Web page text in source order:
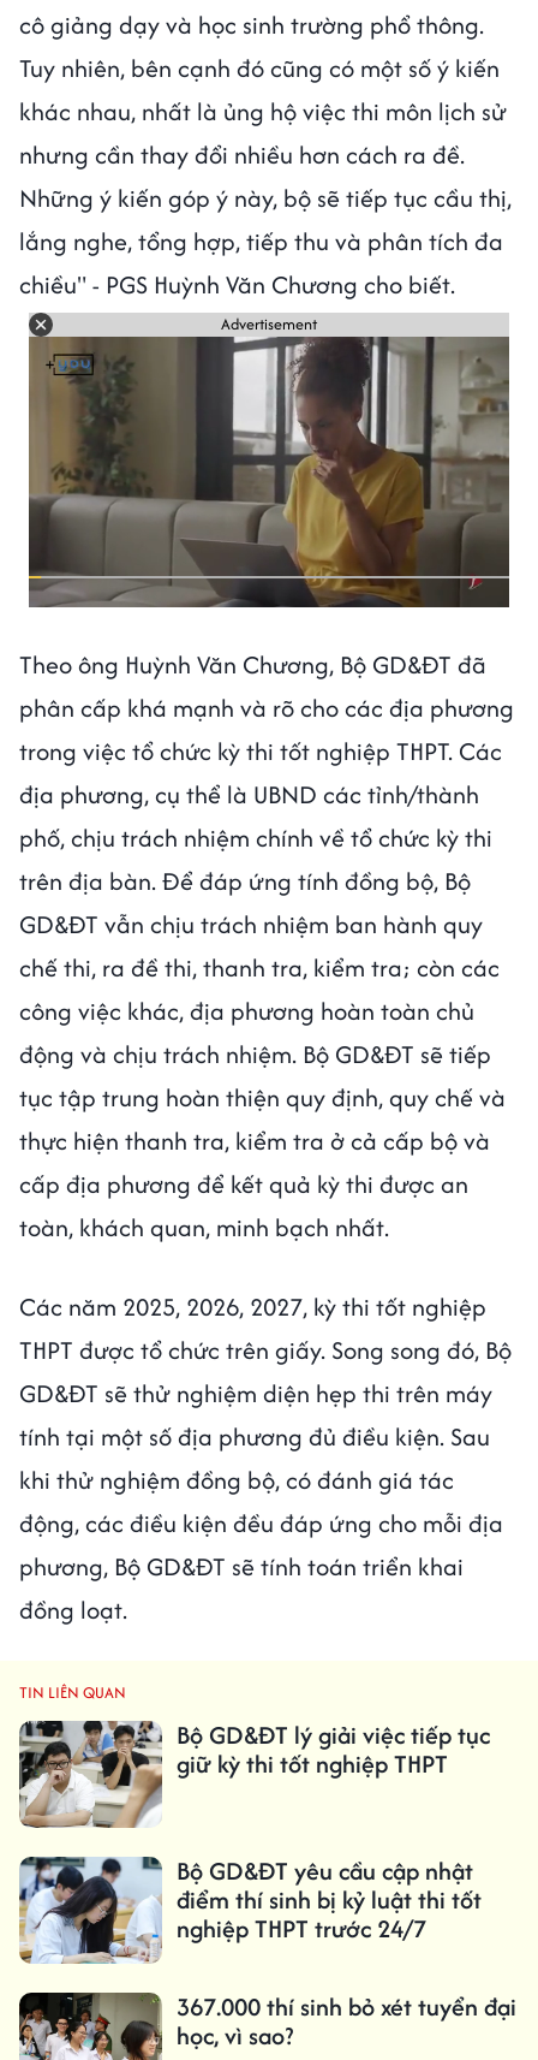
cô giảng dạy và học sinh trường phổ thông.
Tuy nhiên, bên cạnh đó cũng có một số ý kiến
khác nhau, nhất là ủng hộ việc thi môn lịch sử
nhưng cần thay đổi nhiều hơn cách ra đề.
Những ý kiến góp ý này, bộ sẽ tiếp tục cầu thị,
lắng nghe, tổng hợp, tiếp thu và phân tích đa
chiều" - PGS Huỳnh Văn Chương cho biết.
Advertisement
Theo ông Huỳnh Văn Chương, Bộ GD&ĐT đã
phân cấp khá mạnh và rõ cho các địa phương
trong việc tổ chức kỳ thi tốt nghiệp THPT. Các
địa phương, cụ thể là UBND các tỉnh/thành
phố, chịu trách nhiệm chính về tổ chức kỳ thi
trên địa bàn. Để đáp ứng tính đồng bộ, Bộ
GD&ĐT vẫn chịu trách nhiệm ban hành quy
chế thi, ra đề thi, thanh tra, kiểm tra; còn các
công việc khác, địa phương hoàn toàn chủ
động và chịu trách nhiệm. Bộ GD&ĐT sẽ tiếp
tục tập trung hoàn thiện quy định, quy chế và
thực hiện thanh tra, kiểm tra ở cả cấp bộ và
cấp địa phương để kết quả kỳ thi được an
toàn, khách quan, minh bạch nhất.
Các năm 2025, 2026, 2027, kỳ thi tốt nghiệp
THPT được tổ chức trên giấy. Song song đó, Bộ
GD&ĐT sẽ thử nghiệm diện hẹp thi trên máy
tính tại một số địa phương đủ điều kiện. Sau
khi thử nghiệm đồng bộ, có đánh giá tác
động, các điều kiện đều đáp ứng cho mỗi địa
phương, Bộ GD&ĐT sẽ tính toán triển khai
đồng loạt.
TIN LIÊN QUAN
Bộ GD&ĐT lý giải việc tiếp tục
giữ kỳ thi tốt nghiệp THPT
Bộ GD&ĐT yêu cầu cập nhật
điểm thí sinh bị kỷ luật thi tốt
nghiệp THPT trước 24/7
367.000 thí sinh bỏ xét tuyển đại
học, vì sao?